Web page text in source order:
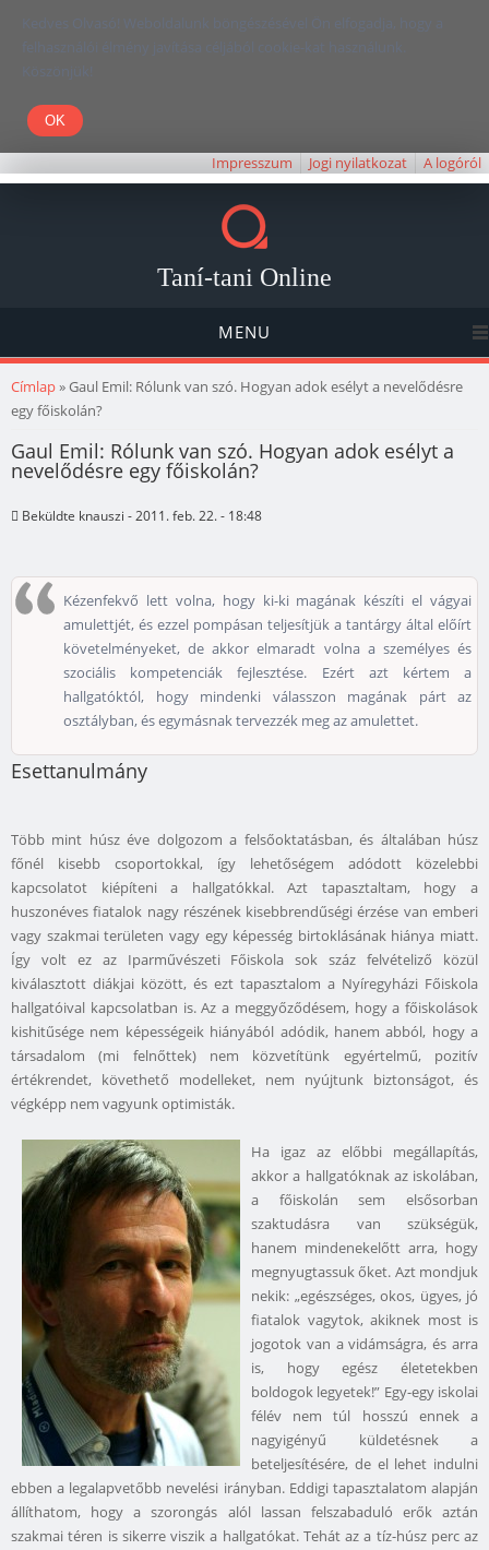
Kedves Olvasó! Weboldalunk böngészésével Ön elfogadja, hogy a
felhasználói élmény javítása céljából cookie-kat használunk.
Köszönjük!
Impresszum Jogi nyilatkozat A logóról
Taní-tani Online
MENU
Jelenlegi hely
Címlap» Gaul Emil: Rólunk van szó. Hogyan adok esélyt a nevelődésre
egy főiskolán?
Gaul Emil: Rólunk van szó. Hogyan adok esélyt a
nevelődésre egy főiskolán?
Beküldte knauszi - 2011. feb. 22. - 18:48
Kézenfekvő lett volna, hogy ki-ki magának készíti el vágyai
amulettjét, és ezzel pompásan teljesítjük a tantárgy által előírt
követelményeket, de akkor elmaradt volna a személyes és
szociális kompetenciák fejlesztése. Ezért azt kértem a
hallgatóktól, hogy mindenki válasszon magának párt az
osztályban, és egymásnak tervezzék meg az amulettet.
Esettanulmány
Több mint húsz éve dolgozom a felsőoktatásban, és általában húsz
főnél kisebb csoportokkal, így lehetőségem adódott közelebbi
kapcsolatot kiépíteni a hallgatókkal. Azt tapasztaltam, hogy a
huszonéves fiatalok nagy részének kisebbrendűségi érzése van emberi
vagy szakmai területen vagy egy képesség birtoklásának hiánya miatt.
Így volt ez az Iparművészeti Főiskola sok száz felvételiző közül
kiválasztott diákjai között, és ezt tapasztalom a Nyíregyházi Főiskola
hallgatóival kapcsolatban is. Az a meggyőződésem, hogy a főiskolások
kishitűsége nem képességeik hiányából adódik, hanem abból, hogy a
társadalom (mi felnőttek) nem közvetítünk egyértelmű, pozitív
értékrendet, követhető modelleket, nem nyújtunk biztonságot, és
végképp nem vagyunk optimisták.
Ha igaz az előbbi megállapítás,
akkor a hallgatóknak az iskolában,
a főiskolán sem elsősorban
szaktudásra van szükségük,
hanem mindenekelőtt arra, hogy
megnyugtassuk őket. Azt mondjuk
nekik: „egészséges, okos, ügyes, jó
fiatalok vagytok, akiknek most is
jogotok van a vidámságra, és arra
is, hogy egész életetekben
boldogok legyetek!” Egy-egy iskolai
félév nem túl hosszú ennek a
nagyigényű küldetésnek a
beteljesítésére, de el lehet indulni
ebben a legalapvetőbb nevelési irányban. Eddigi tapasztalatom alapján
állíthatom, hogy a szorongás alól lassan felszabaduló erők aztán
szakmai téren is sikerre viszik a hallgatókat. Tehát az a tíz-húsz perc az